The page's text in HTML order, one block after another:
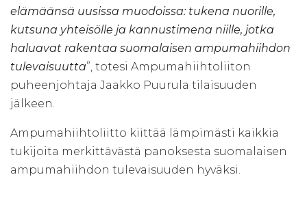
elämäänsä uusissa muodoissa: tukena nuorille,
kutsuna yhteisölle ja kannustimena niille, jotka
haluavat rakentaa suomalaisen ampumahiihdon
tulevaisuutta”, totesi Ampumahiihtoliiton
puheenjohtaja Jaakko Puurula tilaisuuden
jälkeen.
Ampumahiihtoliitto kiittää lämpimästi kaikkia
tukijoita merkittävästä panoksesta suomalaisen
ampumahiihdon tulevaisuuden hyväksi.